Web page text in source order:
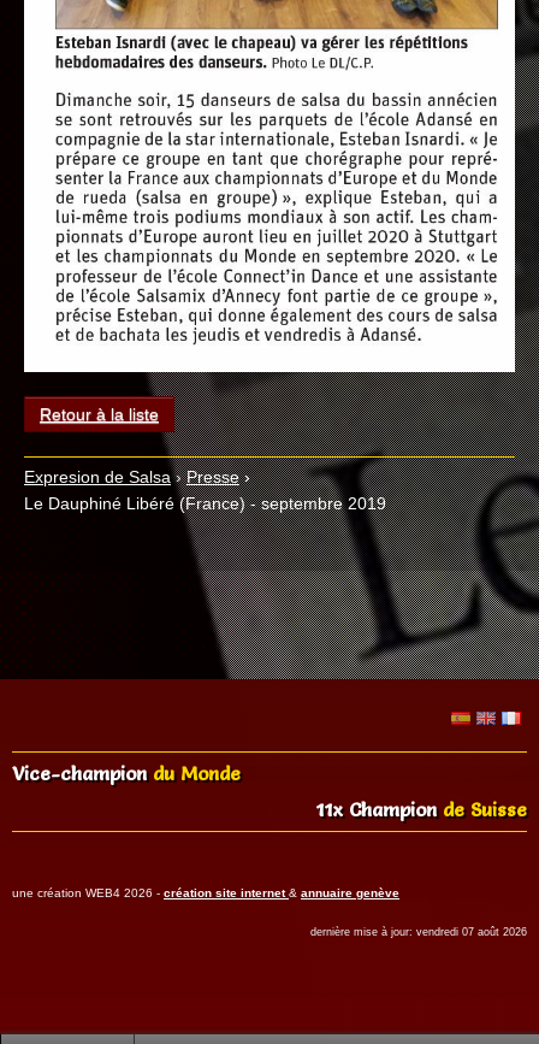
Retour à la liste
Expresion de Salsa › Presse ›
Le Dauphiné Libéré (France) - septembre 2019
Vice-champion du Monde
11x Champion de Suisse
une création WEB4 2026 - création site internet & annuaire genève
dernière mise à jour: vendredi 07 août 2026